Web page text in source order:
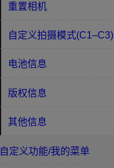
重置相机
自定义拍摄模式(C1–C3)
电池信息
版权信息
其他信息
自定义功能/我的菜单